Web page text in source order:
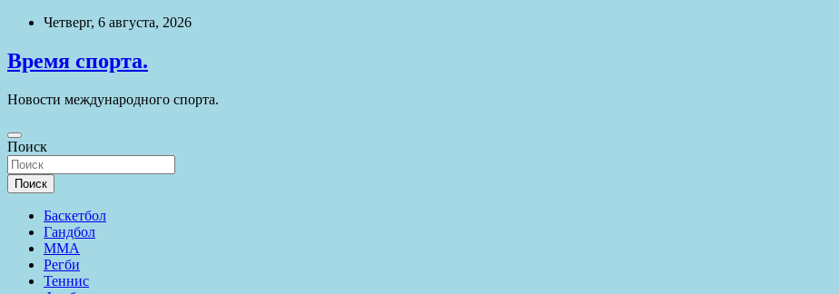
Перейти
содержимому
Четверг, 6 августа, 2026
Время спорта.
Новости международного спорта.
Поиск
Поиск
Баскетбол
Гандбол
ММА
Регби
Теннис